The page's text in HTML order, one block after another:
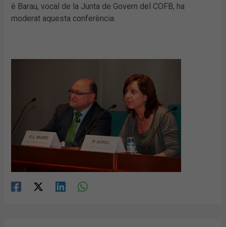
è Barau, vocal de la Junta de Govern del COFB, ha
moderat aquesta conferència.